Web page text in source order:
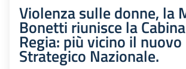
Violenza sulle donne, la
Bonetti riunisce la
Regia: più vicino il nuovo
Strategico Nazionale.